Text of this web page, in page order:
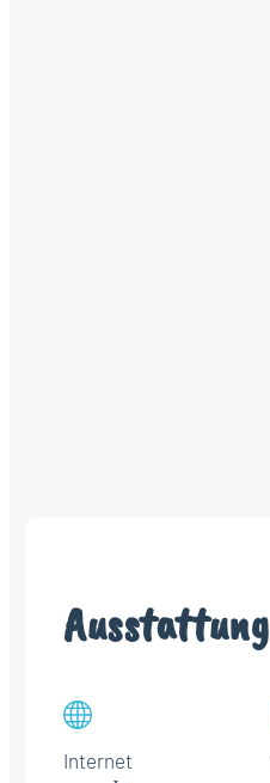
Ausstattung
Internet